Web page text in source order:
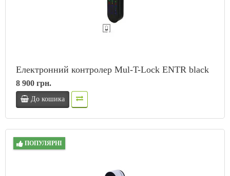
Електронний контролер Mul-T-Lock ENTR black
8 900 грн.
До кошика
ПОПУЛЯРНІ